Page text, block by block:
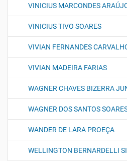
VINICIUS MARCONDES
VINICIUS TIVO SOARES
VIVIAN FERNANDES
VIVIAN MADEIRA FARIAS
WAGNER CHAVES BIZERRA
WAGNER DOS SANTOS
WANDER DE LARA PROEÇA
WELLINGTON BERNARDELLI